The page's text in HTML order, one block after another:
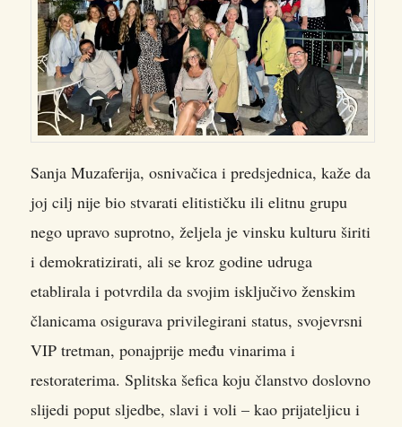
Sanja Muzaferija, osnivačica i predsjednica, kaže da
joj cilj nije bio stvarati elitističku ili elitnu grupu
nego upravo suprotno, željela je vinsku kulturu širiti
i demokratizirati, ali se kroz godine udruga
etablirala i potvrdila da svojim isključivo ženskim
članicama osigurava privilegirani status, svojevrsni
VIP tretman, ponajprije među vinarima i
restoraterima. Splitska šefica koju članstvo doslovno
slijedi poput sljedbe, slavi i voli – kao prijateljicu i